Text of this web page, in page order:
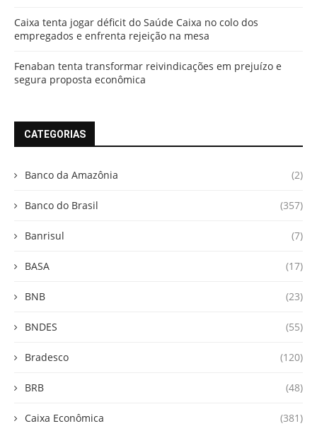
Caixa tenta jogar déficit do Saúde Caixa no colo dos
empregados e enfrenta rejeição na mesa
Fenaban tenta transformar reivindicações em prejuízo e
segura proposta econômica
CATEGORIAS
Banco da Amazônia (2)
Banco do Brasil (357)
Banrisul (7)
BASA (17)
BNB (23)
BNDES (55)
Bradesco (120)
BRB (48)
Caixa Econômica (381)